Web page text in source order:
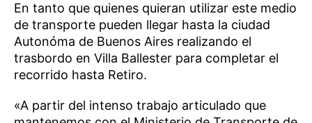
En tanto que quienes quieran utilizar este medio
de transporte pueden llegar hasta la ciudad
Autonóma de Buenos Aires realizando el
trasbordo en Villa Ballester para completar el
recorrido hasta Retiro.
«A partir del intenso trabajo articulado que